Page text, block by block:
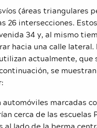
(áreas triangulares
26 intersecciones.
34 y, al mismo
hacia una calle lateral.
actualmente, que
se
automóviles marcadas
cerca de las escuelas